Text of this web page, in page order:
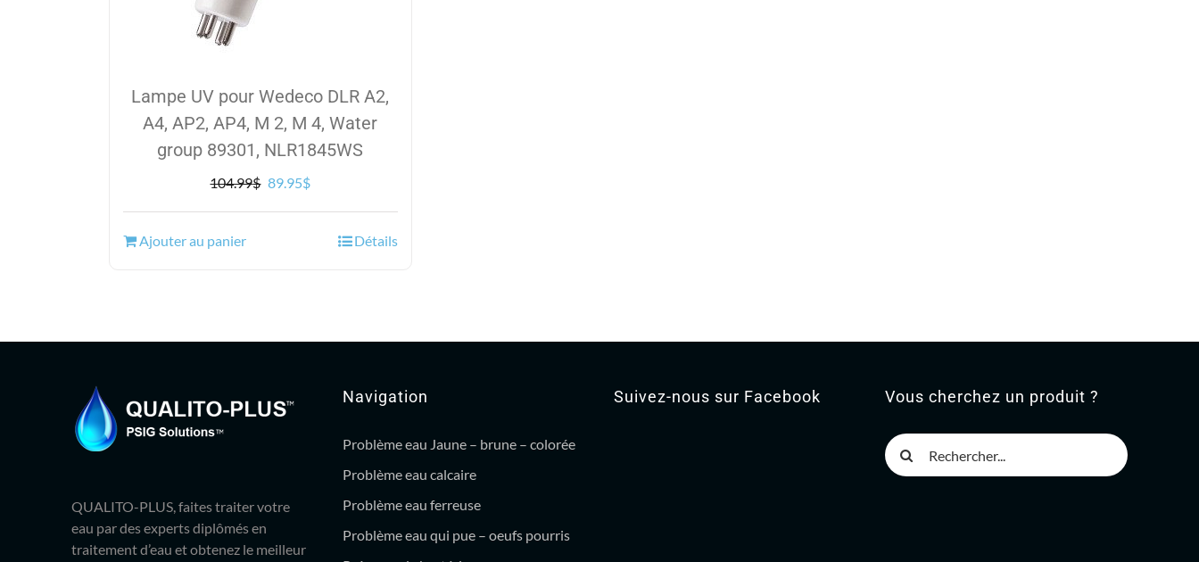
Lampe UV pour Wedeco DLR A2,
A4, AP2, AP4, M 2, M 4, Water
group 89301, NLR1845WS
104.99$ Le
89.95$Le
Ajouter au panier Détails
QUALITO-PLUS, faites traiter votre
eau par des experts diplômés en
traitement d’eau et obtenez le meilleur
Navigation
Problème eau Jaune – brune – colorée
Problème eau calcaire
Problème eau ferreuse
Problème eau qui pue – oeufs pourris
Suivez-nous sur Facebook Vous cherchez un produit ?
Rechercher